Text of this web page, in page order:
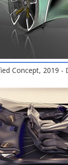
Concept, 2019 -